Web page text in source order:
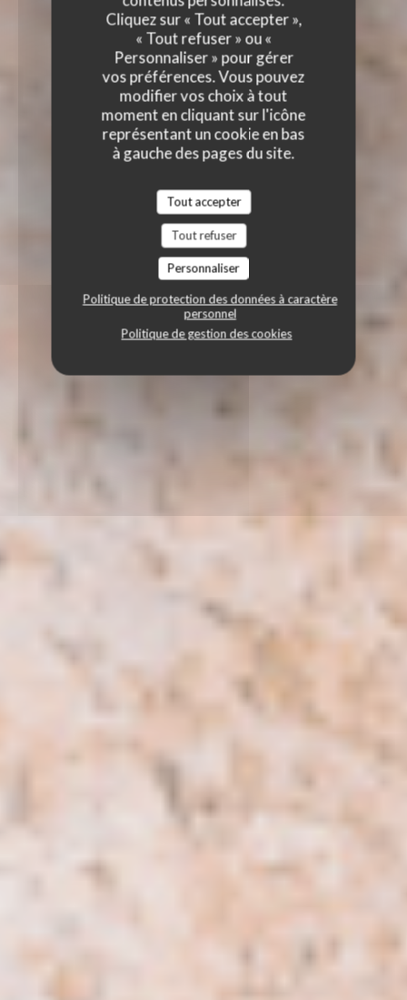
Cliquez sur « Tout accepter »,
« Tout refuser » ou «
Personnaliser » pour gérer
vos préférences. Vous pouvez
modifier vos choix à tout
moment en cliquant sur l'icône
représentant un cookie en bas
à gauche des pages du site.
Tout accepter
Tout refuser
Personnaliser
Politique de protection des données à caractère
personnel
Politique de gestion des cookies